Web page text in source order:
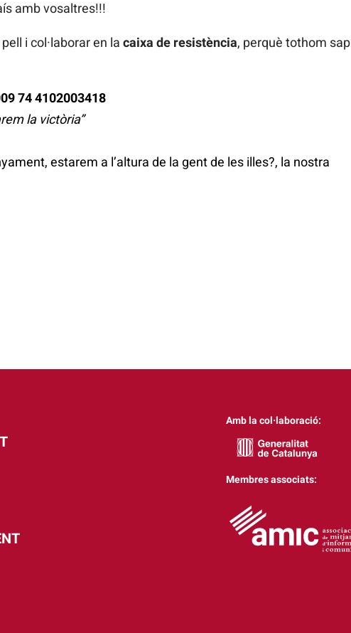
amb vosaltres!!!
i col·laborar en la caixa de resistència, perquè tothom sap
74 4102003418
la victòria”
estarem a l’altura de la gent de les illes?, la nostra
Amb la col·laboració:
Membres associats: